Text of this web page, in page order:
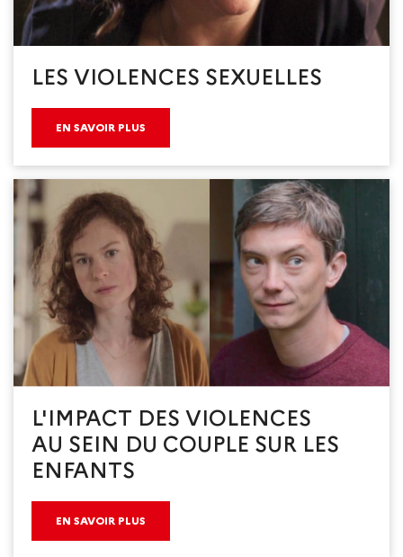
LES VIOLENCES SEXUELLES
EN SAVOIR PLUS
L'IMPACT DES VIOLENCES
AU SEIN DU COUPLE SUR LES
ENFANTS
EN SAVOIR PLUS